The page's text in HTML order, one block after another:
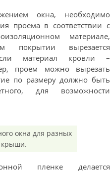
окна, необходимо
проема в соответствии с
материале,
покрытии вырезается
материал кровли –
проем можно вырезать
по размеру должно быть
для возможности
окна для разных
крыши.
пленке делается